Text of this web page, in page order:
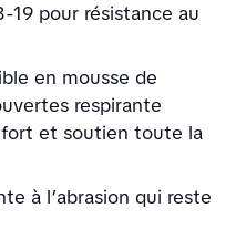
19 pour résistance au
en mousse de
respirante
et soutien toute la
à l’abrasion qui reste